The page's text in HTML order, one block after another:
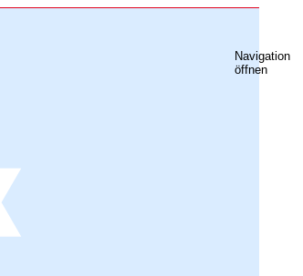
Navigation
öffnen